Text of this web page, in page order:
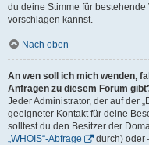
du deine Stimme für
vorschlagen kannst.
Nach oben
An wen soll ich mich wenden,
Anfragen zu diesem Forum
Jeder Administrator, der auf der
geeigneter Kontakt für deine
solltest du den Besitzer der
„WHOIS“-Abfrage
durch) oder